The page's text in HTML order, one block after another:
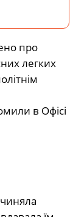
про
легких
в Офісі